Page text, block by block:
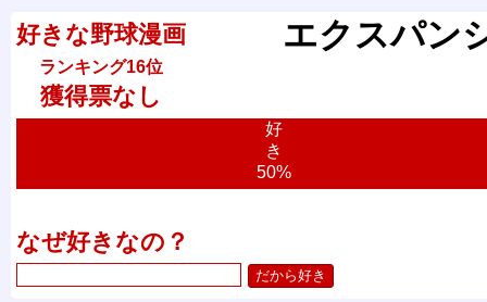
好きな野球漫画
ランキング16位
獲得票なし
エクスパン
好
き
50%
なぜ好きなの？